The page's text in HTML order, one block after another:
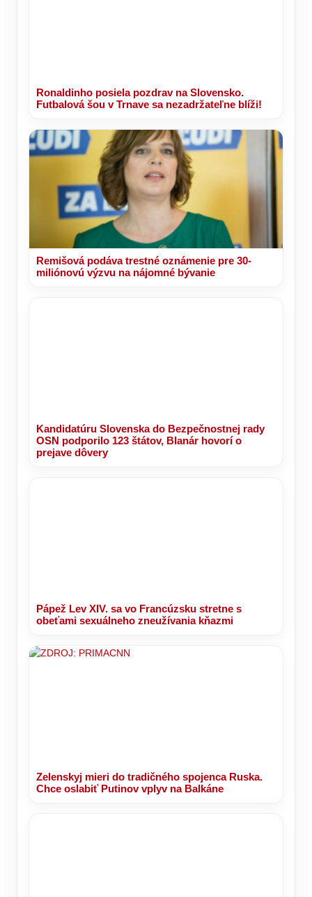
Ronaldinho posiela pozdrav na Slovensko.
Futbalová šou v Trnave sa nezadržateľne blíži!
Remišová podáva trestné oznámenie pre 30-
miliónovú výzvu na nájomné bývanie
Kandidatúru Slovenska do Bezpečnostnej rady
OSN podporilo 123 štátov, Blanár hovorí o
prejave dôvery
Pápež Lev XIV. sa vo Francúzsku stretne s
obeťami sexuálneho zneužívania kňazmi
Zelenskyj mieri do tradičného spojenca Ruska.
Chce oslabiť Putinov vplyv na Balkáne